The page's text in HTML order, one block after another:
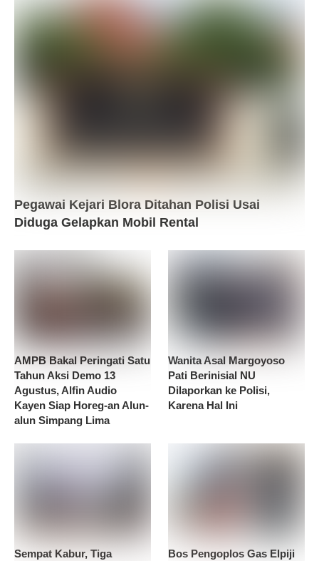
Pegawai Kejari Blora Ditahan Polisi Usai
Diduga Gelapkan Mobil Rental
AMPB Bakal Peringati Satu
Tahun Aksi Demo 13
Agustus, Alfin Audio
Kayen Siap Horeg-an Alun-
alun Simpang Lima
Wanita Asal Margoyoso
Pati Berinisial NU
Dilaporkan ke Polisi,
Karena Hal Ini
Sempat Kabur, Tiga
Bos Pengoplos Gas Elpiji